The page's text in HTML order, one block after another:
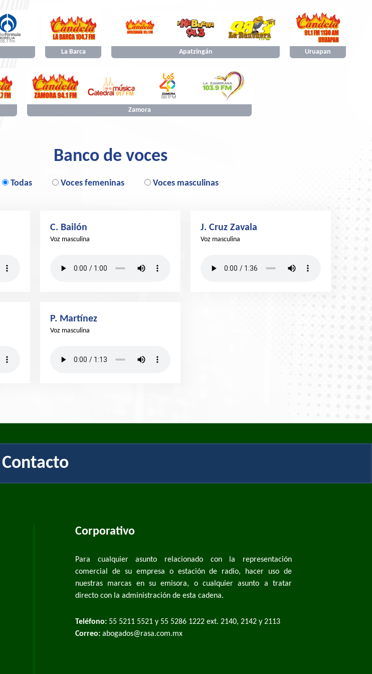
La Barca Apatzingán Uruapan
Zamora
Banco de voces
Todas Voces femeninas Voces masculinas
C. Bailón
Voz masculina
J. Cruz Zavala
Voz masculina
P. Martínez
Voz masculina
Contacto
Corporativo
Para cualquier asunto relacionado con la representación
comercial de su empresa o estación de radio, hacer uso de
nuestras marcas en su emisora, o cualquier asunto a tratar
directo con la administración de esta cadena.
Teléfono: 55 5211 5521 y 55 5286 1222 ext. 2140, 2142 y 2113
Correo: abogados@rasa.com.mx